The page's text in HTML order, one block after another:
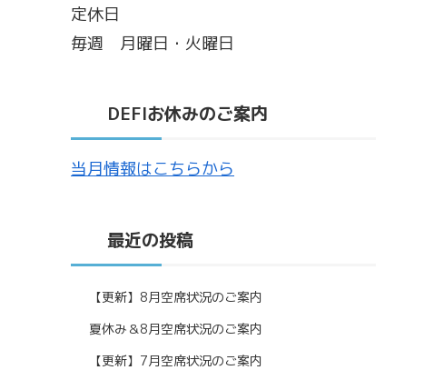
定休日
毎週 月曜日・火曜日
DEFIお休みのご案内
当月情報はこちらから
最近の投稿
【更新】8月空席状況のご案内
夏休み＆8月空席状況のご案内
【更新】7月空席状況のご案内